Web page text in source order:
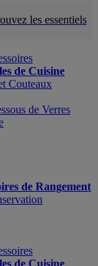
les essentiels
de Cuisine
Couteaux
de Verres
de Rangement
de Cuisine